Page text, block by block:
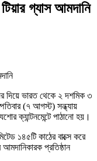
গ্যাস আমদানি
দিয়ে ভারত থেকে ২ দশমিক ৩
(৭ আগস্ট) সন্ধ্যায়
ক্যান্টনমেন্টে পাঠানো হয়।
১৪৫টি কাঠের বাক্সে করে
আমদানিকারক প্রতিষ্ঠান